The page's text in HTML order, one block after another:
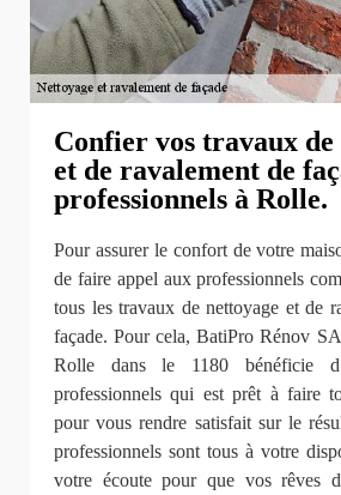
Confier vos travaux de
et de ravalement de
professionnels à Rolle.
Pour assurer le confort de votre
de faire appel aux professionnels
tous les travaux de nettoyage et de
façade. Pour cela, BatiPro Rénov
Rolle dans le 1180 bénéficie
professionnels qui est prêt à faire
pour vous rendre satisfait sur le
professionnels sont tous à votre
votre écoute pour que vos rêves